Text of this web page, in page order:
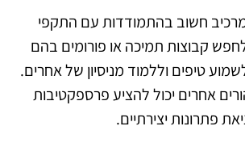
חשוב בהתמודדות עם התקפי
קבוצות תמיכה או פורומים בהם
טיפים וללמוד מניסיון של אחרים.
אחרים יכול להציע פרספקטיבות
פתרונות יצירתיים.